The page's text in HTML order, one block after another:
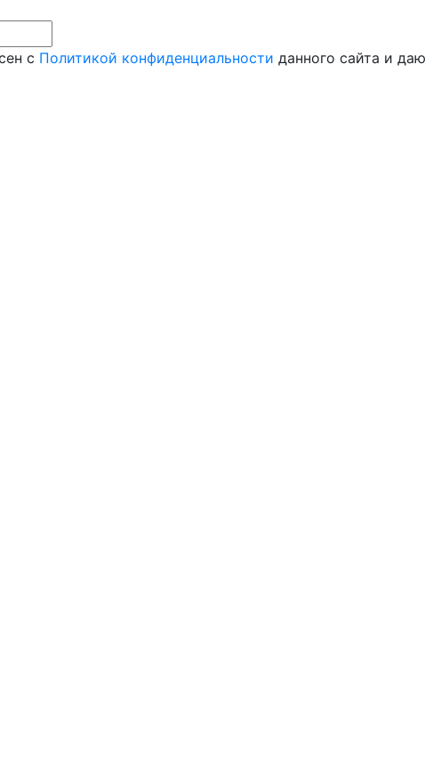
с Политикой конфиденциальности данного сайта и даю